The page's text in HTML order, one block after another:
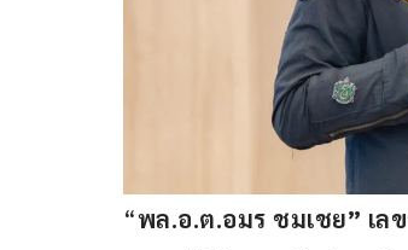
“พล.อ.ต.อมร ชมเชย” เล